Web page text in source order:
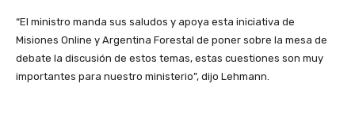
“El ministro manda sus saludos y apoya esta iniciativa de
Misiones Online y Argentina Forestal de poner sobre la mesa de
debate la discusión de estos temas, estas cuestiones son muy
importantes para nuestro ministerio”, dijo Lehmann.